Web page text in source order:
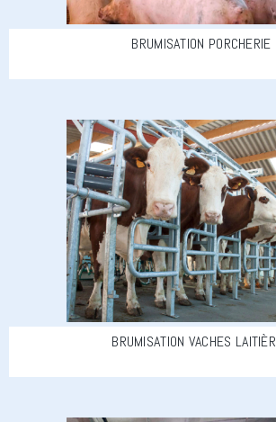
BRUMISATION PORCHERIE
BRUMISATION VACHES